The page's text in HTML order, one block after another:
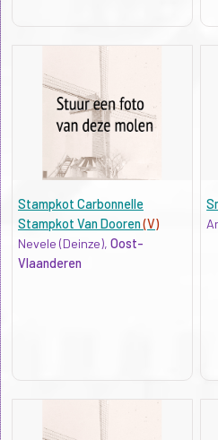
Stampkot Carbonnelle
Stampkot Van Dooren(V)
Nevele (Deinze), Oost-
Vlaanderen